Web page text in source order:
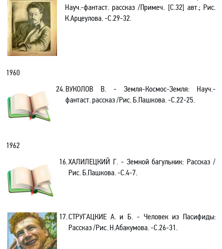
Науч.-фантаст. рассказ /Примеч. [С.32] авт.; Рис.
К.Арцеулова. -С.29-32.
1960
24.ВУКОЛОВ В. - Земля-Космос-Земля: Науч.-
фантаст. рассказ /Рис. Б.Пашкова. -С.22-25.
1962
16.ХАЛИЛЕЦКИЙ Г. - Земной багульник: Рассказ /
Рис. Б.Пашкова. -С.4-7.
17.СТРУГАЦКИЕ А. и Б. - Человек из Пасифиды:
Рассказ /Рис. Н.Абакумова. -С.26-31.